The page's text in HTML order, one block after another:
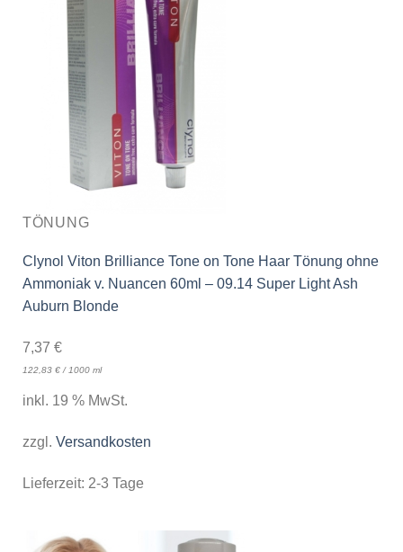
TÖNUNG
Clynol Viton Brilliance Tone on Tone Haar Tönung ohne
Ammoniak v. Nuancen 60ml – 09.14 Super Light Ash
Auburn Blonde
7,37 €
122,83 €/ 1000 ml
inkl. 19 % MwSt.
zzgl. Versandkosten
Lieferzeit: 2-3 Tage